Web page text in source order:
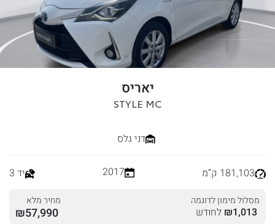
יאריס
STYLE MC
דני גלס
181,103 ק”מ 2017 יד 3
מסלול מימון לדוגמה
1,013
₪ לחודש
מחיר מלא
57,990
₪